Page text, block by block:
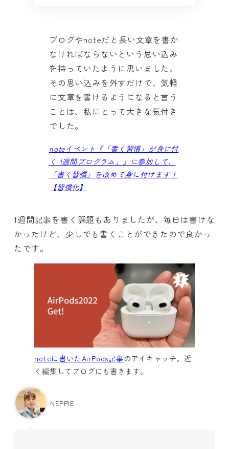
ブログやnoteだと長い文章を書か
なければならないという思い込み
を持っていたように思いました。
その思い込みを外すだけで、気軽
に文章を書けるようになると言う
ことは、私にとって大きな気付き
でした。
noteイベント『「書く習慣」が身に付
く 1週間プログラム」』に参加して、
「書く習慣」を改めて身に付けます！
【習慣化】
1週間記事を書く課題もありましたが、毎日は書けな
かったけど、少しでも書くことができたので良かっ
たです。
noteに書いたAirPods記事のアイキャッチ。近
く編集してブログにも書きます。
NEPPIE